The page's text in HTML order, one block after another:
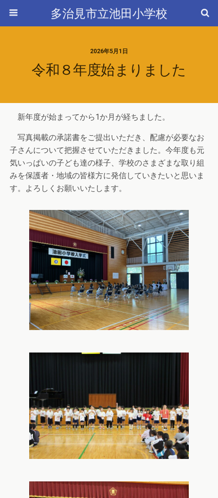
多治見市立池田小学校
2026年5月1日
令和８年度始まりました
新年度が始まってから1か月が経ちました。
写真掲載の承諾書をご提出いただき、配慮が必要なお
子さんについて把握させていただきました。今年度も元
気いっぱいの子ども達の様子、学校のさまざまな取り組
みを保護者・地域の皆様方に発信していきたいと思いま
す。よろしくお願いいたします。